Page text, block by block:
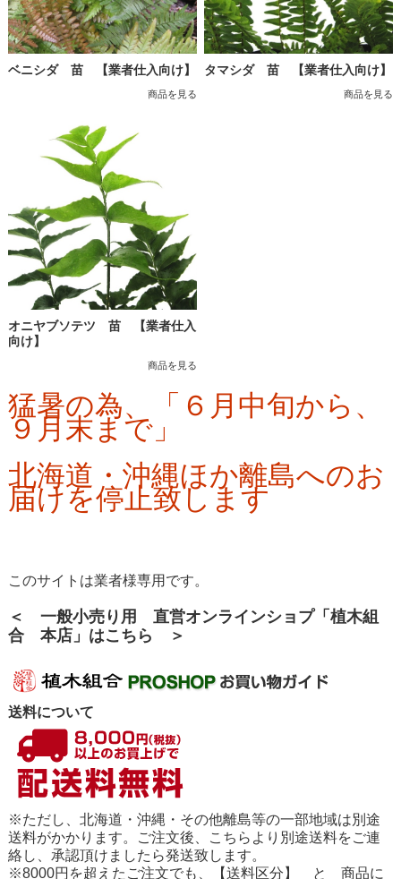
ベニシダ 苗 【業者仕入向け】
商品を見る
タマシダ 苗 【業者仕入向け】
商品を見る
オニヤブソテツ 苗 【業者仕入
向け】
商品を見る
猛暑の為、「６月中旬から、
９月末まで」
北海道・沖縄ほか離島へのお
届けを停止致します
このサイトは業者様専用です。
＜ 一般小売り用 直営オンラインショプ「植木組
合 本店」はこちら ＞
送料について
※ただし、北海道・沖縄・その他離島等の一部地域は別途
送料がかかります。ご注文後、こちらより別途送料をご連
絡し、承認頂けましたら発送致します。
※8000円を超えたご注文でも、【送料区分】 と 商品に